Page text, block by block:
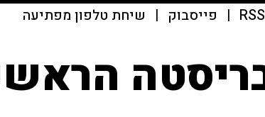
RSS
| פייסבוק | שיחת טלפון מפתיעה